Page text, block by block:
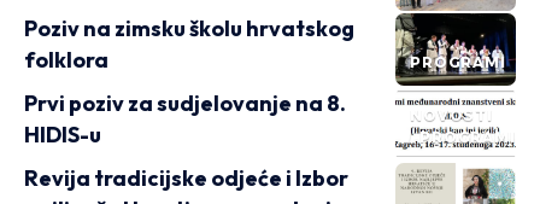
PROGRAMI
Poziv na zimsku školu hrvatskog
folklora
NOVOSTI
PROGRAMI
Prvi poziv za sudjelovanje na 8.
HIDIS-u
Revija tradicijske odjeće i Izbor